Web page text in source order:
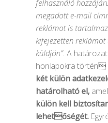
felhasználó
megadott e-mail
reklámot is
kifejezetten
küldjön”. A
honlapokra történ
két külön
határolható el,
külön kell
lehetőségét.